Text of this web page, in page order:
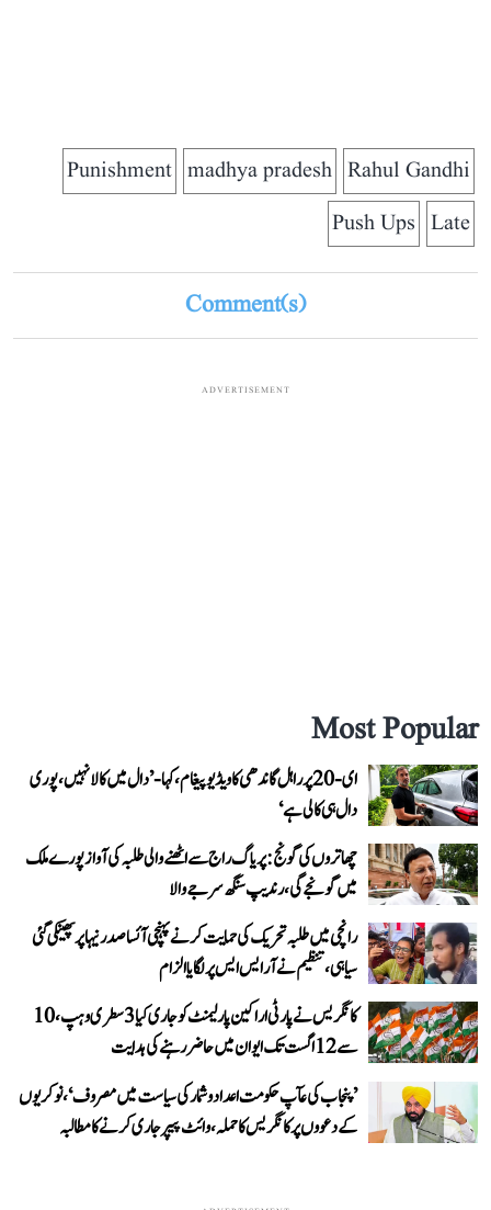
Rahul Gandhi
madhya pradesh
Punishment
Late
Push Ups
Comment(s)
ADVERTISEMENT
Most Popular
ای-20 پر راہل گاندھی کا ویڈیو پیغام، کہا- ’دال میں کالا نہیں، پوری
دال ہی کالی ہے‘
چھاتروں کی گونج: پریاگ راج سے اٹھنے والی طلبہ کی آواز پورے ملک
میں گونجے گی، رندیپ سنگھ سرجے والا
رانچی میں طلبہ تحریک کی حمایت کرنے پہنچی آئسا صدر نیہا پر پھینکی گئی
سیاہی، تنظیم نے آر ایس ایس پر لگایا الزام
کانگریس نے پارٹی اراکین پارلیمنٹ کو جاری کیا 3 سطری وہپ، 10
سے 12 اگست تک ایوان میں حاضر رہنے کی ہدایت
’پنجاب کی عآپ حکومت اعداد و شمار کی سیاست میں مصروف‘، نوکریوں
کے دعووں پر کانگریس کا حملہ، وائٹ پیپر جاری کرنے کا مطالبہ